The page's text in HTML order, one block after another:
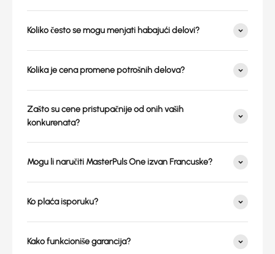
Koliko često se mogu menjati habajući delovi?
Kolika je cena promene potrošnih delova?
Zašto su cene pristupačnije od onih vaših
konkurenata?
Mogu li naručiti MasterPuls One izvan Francuske?
Ko plaća isporuku?
Kako funkcioniše garancija?